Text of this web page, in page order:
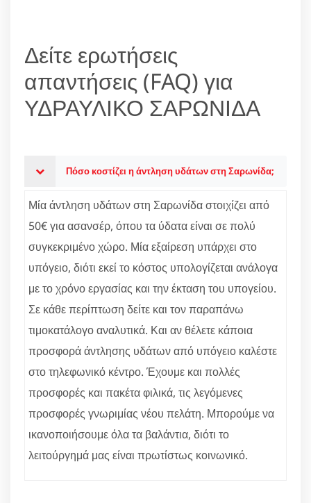
Δείτε ερωτήσεις
απαντήσεις (FAQ) για
ΥΔΡΑΥΛΙΚΟ ΣΑΡΩΝΙΔΑ
Πόσο κοστίζει η άντληση υδάτων στη Σαρωνίδα;
Μία άντληση υδάτων στη Σαρωνίδα στοιχίζει από
50€ για ασανσέρ, όπου τα ύδατα είναι σε πολύ
συγκεκριμένο χώρο. Μία εξαίρεση υπάρχει στο
υπόγειο, διότι εκεί το κόστος υπολογίζεται ανάλογα
με το χρόνο εργασίας και την έκταση του υπογείου.
Σε κάθε περίπτωση δείτε και τον παραπάνω
τιμοκατάλογο αναλυτικά. Και αν θέλετε κάποια
προσφορά άντλησης υδάτων από υπόγειο καλέστε
στο τηλεφωνικό κέντρο. Έχουμε και πολλές
προσφορές και πακέτα φιλικά, τις λεγόμενες
προσφορές γνωριμίας νέου πελάτη. Μπορούμε να
ικανοποιήσουμε όλα τα βαλάντια, διότι το
λειτούργημά μας είναι πρωτίστως κοινωνικό.